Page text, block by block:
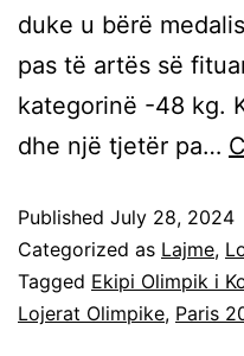
duke u bërë
pas të artës së
kategorinë -48 kg.
dhe një tjetër pa…
Published July 28, 2024
Categorized as Lajme,
Tagged Ekipi Olimpik i
Lojerat Olimpike, Paris